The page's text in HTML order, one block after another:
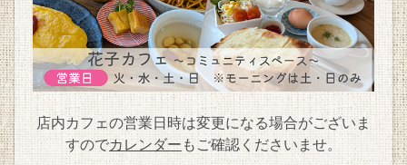
店内カフェの営業日時は変更になる場合がございま
すのでカレンダーもご確認くださいませ。